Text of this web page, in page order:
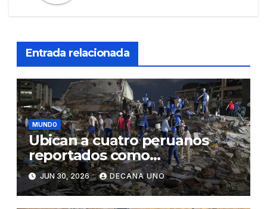
Entrada relacionada
MUNDO
Ubican a cuatro peruanos
reportados como
desaparecidos tras los
terremotos de Venezuela,
informa Cancillería
JUN 30, 2026 DECANA UNO